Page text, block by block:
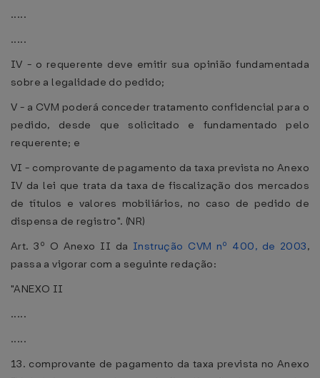
.....
.....
IV - o requerente deve emitir sua opinião fundamentada
sobre a legalidade do pedido;
V - a CVM poderá conceder tratamento confidencial para o
pedido, desde que solicitado e fundamentado pelo
requerente; e
VI - comprovante de pagamento da taxa prevista no Anexo
IV da lei que trata da taxa de fiscalização dos mercados
de títulos e valores mobiliários, no caso de pedido de
dispensa de registro". (NR)
Art. 3º O Anexo II da Instrução CVM nº 400, de 2003,
passa a vigorar com a seguinte redação:
"ANEXO II
.....
.....
13. comprovante de pagamento da taxa prevista no Anexo